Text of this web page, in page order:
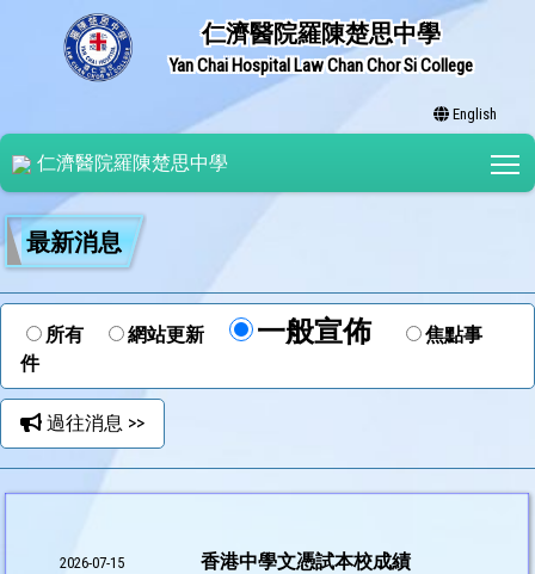
仁濟醫院羅陳楚思中學
Yan Chai Hospital Law Chan Chor Si College
English
仁濟醫院羅陳楚思中學
最新消息
所有 網站更新 一般宣佈
焦點事
件
過往消息 >>
2026-07-15 香港中學文憑試本校成績